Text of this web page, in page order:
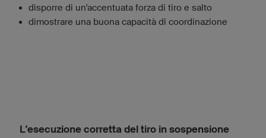
disporre di un'accentuata forza di tiro e salto
dimostrare una buona capacità di coordinazione
L'esecuzione corretta del tiro in sospensione